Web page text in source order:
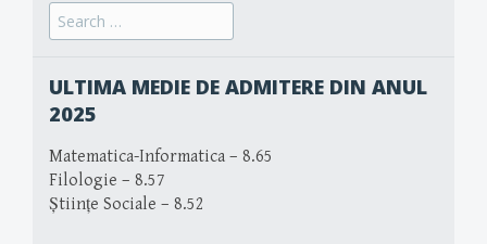
Search
for:
ULTIMA MEDIE DE ADMITERE DIN ANUL
2025
Matematica-Informatica – 8.65
Filologie – 8.57
Științe Sociale – 8.52